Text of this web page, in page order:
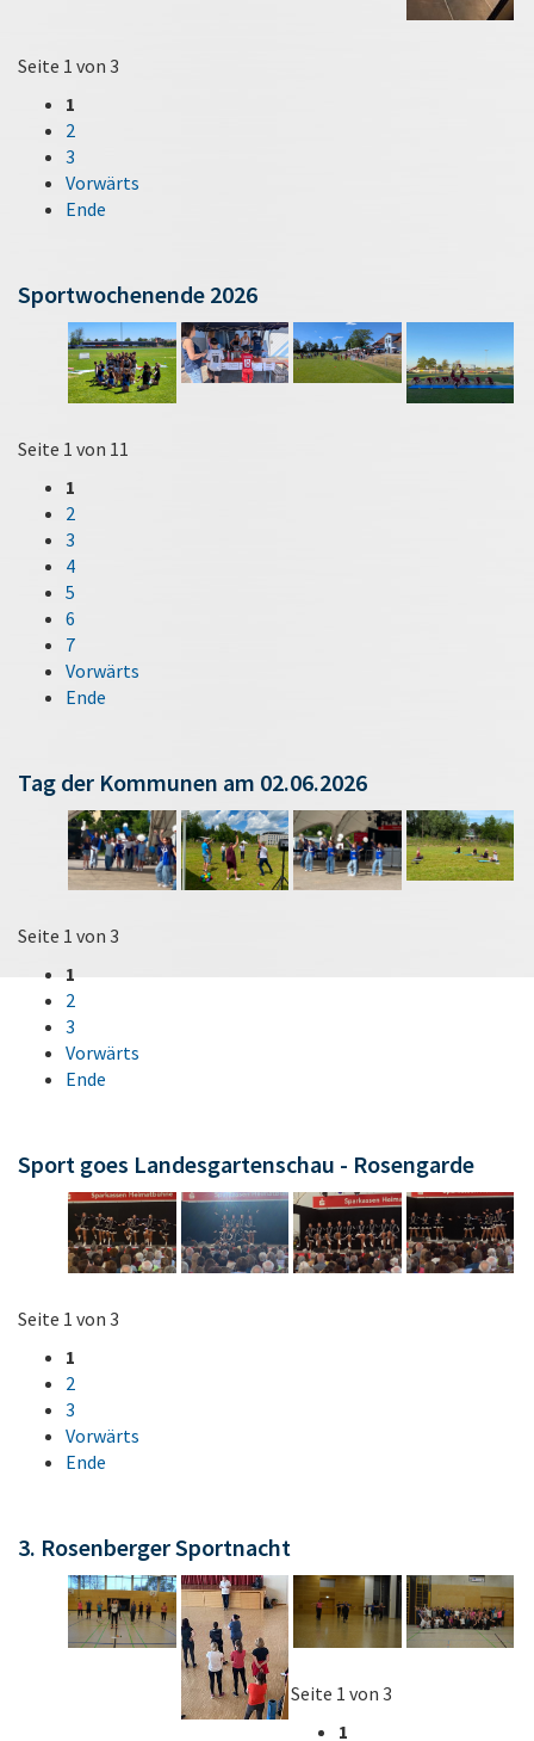
Seite 1 von 3
1
2
3
Vorwärts
Ende
Sportwochenende 2026
Seite 1 von 11
1
2
3
4
5
6
7
Vorwärts
Ende
Tag der Kommunen am 02.06.2026
Seite 1 von 3
1
2
3
Vorwärts
Ende
Sport goes Landesgartenschau - Rosengarde
Seite 1 von 3
1
2
3
Vorwärts
Ende
3. Rosenberger Sportnacht
Seite 1 von 3
1